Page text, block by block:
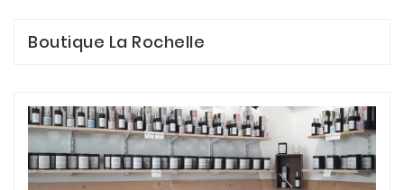
Boutique La Rochelle